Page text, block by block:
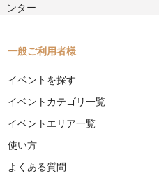
ンター
一般ご利用者様
イベントを探す
イベントカテゴリ一覧
イベントエリア一覧
使い方
よくある質問